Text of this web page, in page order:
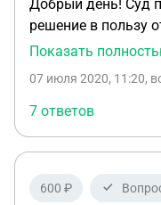
указаны в
обжаловать 3
суд и не указал
апелляционном
исключены. 2. вариант. Обжаловать 2 оставшихся
основания, но при
основания на
Добрый день! Суд первый инстанции вынес
решение в пользу
аппеляционном
суд
если в суде 1
было заявлено. В
инстанции и
Показать
07 июля 2020, 11:20,
7 ответов
600 ₽